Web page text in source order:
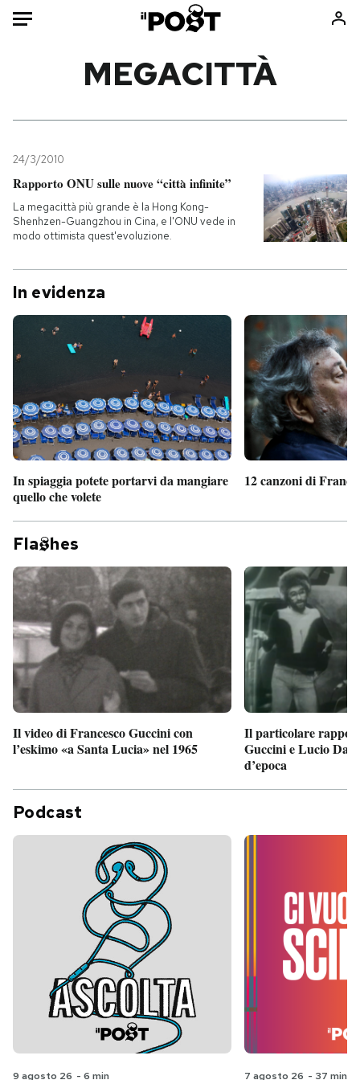
Mondo
Politica
Tecnologia
Internet
Cultura
Economia
Consumismi
Ok Boomer!
Europa
Mondiali calcio 2026
NEWSLETTER
I MIEI PREFERITI
SHOP
CALENDARIO
AREA PERSONALE
MEGACITTÀ
24/3/2010
Rapporto ONU sulle nuove “città infinite”
La megacittà più grande è la Hong Kong-
Shenhzen-Guangzhou in Cina, e l'ONU vede in
modo ottimista quest'evoluzione.
In evidenza
In spiaggia potete portarvi da mangiare
quello che volete
12 canzoni di
Fla hes
Il video di Francesco Guccini con
l’eskimo «a Santa Lucia» nel 1965
Il particolare
Guccini e Lucio
d’epoca
Podcast
9 agosto 26 - 6 min 7 agosto 26 - 37 min